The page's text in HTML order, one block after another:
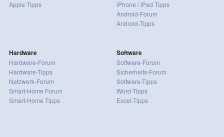
Apple Tipps
iPhone / iPad Tipps
Android-Forum
Android-Tipps
Hardware
Hardware-Forum
Hardware-Tipps
Netzwerk-Forum
Smart-Home Forum
Smart-Home Tipps
Software
Software-Forum
Sicherheits-Forum
Software-Tipps
Word-Tipps
Excel-Tipps